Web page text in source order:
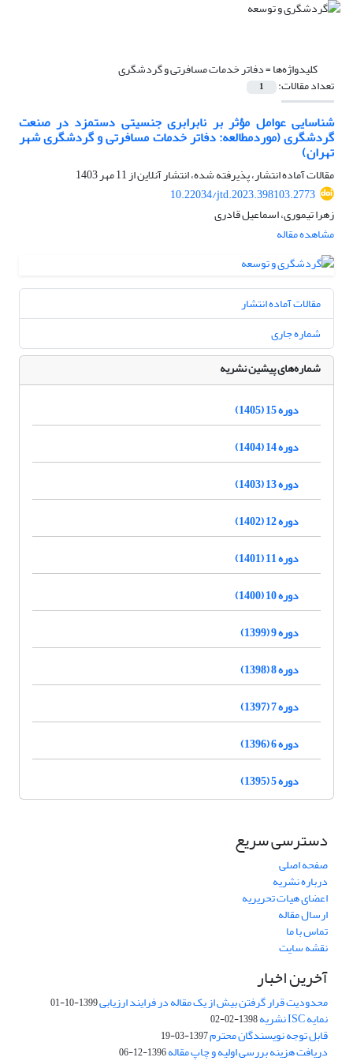
کلیدواژه‌ها =دفاتر خدمات مسافرتی و گردشگری
تعداد مقالات: 1
شناسایی عوامل مؤثر بر نابرابری جنسیتی دستمزد در صنعت
گردشگری (موردمطالعه: دفاتر خدمات مسافرتی و گردشگری شهر
تهران)
مقالات آماده انتشار، پذیرفته شده، انتشار آنلاین از11 مهر 1403
10.22034/jtd.2023.398103.2773
زهرا تیموری، اسماعیل قادری
مشاهده مقاله
مقالات آماده انتشار
شماره جاری
شماره‌های پیشین نشریه
دوره 15 (1405)
دوره 14 (1404)
دوره 13 (1403)
دوره 12 (1402)
دوره 11 (1401)
دوره 10 (1400)
دوره 9 (1399)
دوره 8 (1398)
دوره 7 (1397)
دوره 6 (1396)
دوره 5 (1395)
دسترسی سریع
صفحه اصلی
درباره نشریه
اعضای هیات تحریریه
ارسال مقاله
تماس با ما
نقشه سایت
آخرین اخبار
محدودیت قرار گرفتن بیش از یک مقاله در فرایند ارزیابی1399-10-01
نمایه ISC نشریه 1398-02-02
قابل توجه نویسندگان محترم1397-03-19
دریافت هزینه بررسی اولیه و چاپ مقاله1396-12-06